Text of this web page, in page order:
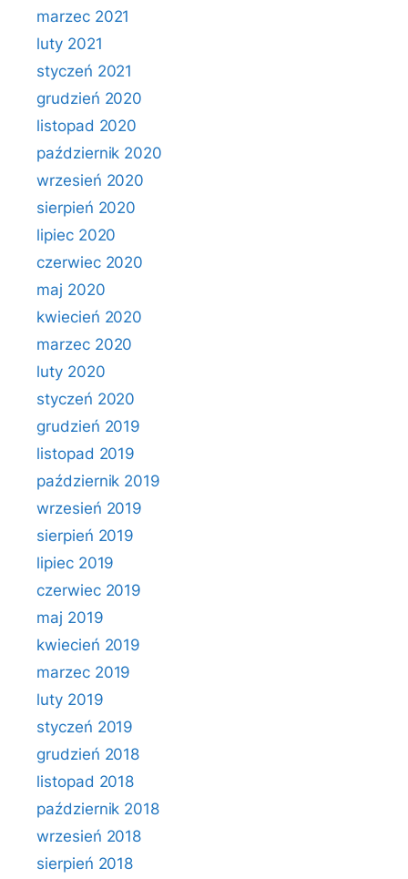
marzec 2021
luty 2021
styczeń 2021
grudzień 2020
listopad 2020
październik 2020
wrzesień 2020
sierpień 2020
lipiec 2020
czerwiec 2020
maj 2020
kwiecień 2020
marzec 2020
luty 2020
styczeń 2020
grudzień 2019
listopad 2019
październik 2019
wrzesień 2019
sierpień 2019
lipiec 2019
czerwiec 2019
maj 2019
kwiecień 2019
marzec 2019
luty 2019
styczeń 2019
grudzień 2018
listopad 2018
październik 2018
wrzesień 2018
sierpień 2018